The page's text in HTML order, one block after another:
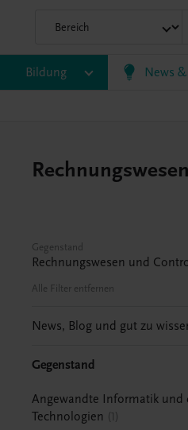
Bildung News
HAS HF/TFS
Gegenstand
Rechnungswesen und
Alle Filter entfernen
News, Blog und gut zu
Gegenstand
Angewandte Informatik und
Technologien
1